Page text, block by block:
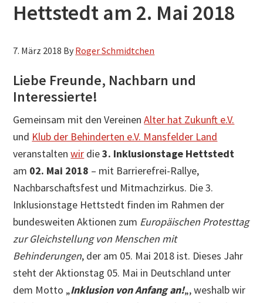
h
u
h
e
n
Hettstedt am 2. Mai 2018
7. März 2018 By Roger Schmidtchen
Liebe Freunde, Nachbarn und
Interessierte!
Gemeinsam mit den VereinenAlter hat Zukunft e.V.
und Klub der Behinderten e.V. Mansfelder Land
veranstaltenwir die3. Inklusionstage Hettstedt
am 02. Mai 2018 – mit Barrierefrei-Rallye,
Nachbarschaftsfest und Mitmachzirkus. Die 3.
Inklusionstage Hettstedt finden im Rahmen der
bundesweiten Aktionen zum Europäischen Protesttag
zur Gleichstellung von Menschen mit
Behinderungen, der am 05. Mai 2018 ist. Dieses Jahr
steht der Aktionstag 05. Mai in Deutschland unter
dem Motto „Inklusion von Anfang an!„, weshalb wir